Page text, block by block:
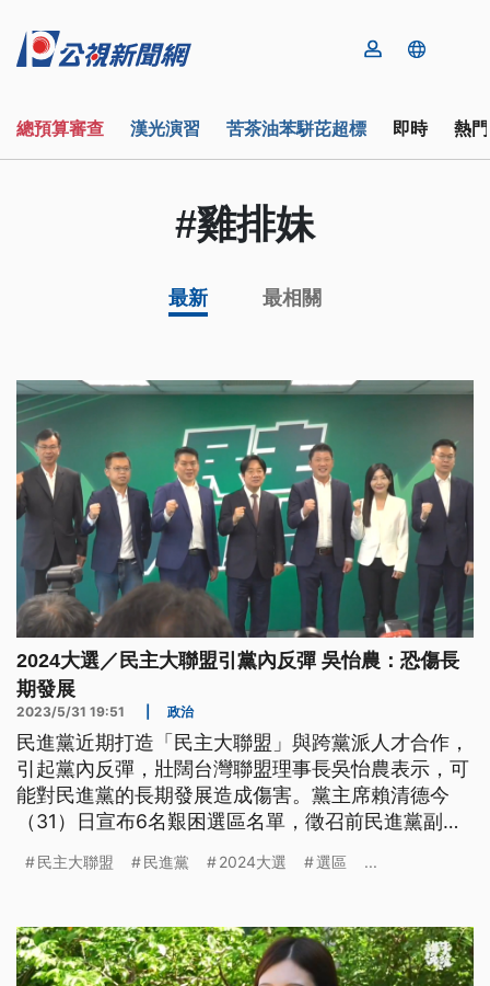
總預算審查 漢光演習 苦茶油苯駢芘超標 即時 熱
#雞排妹
最新 最相關
2024大選／民主大聯盟引黨內反彈 吳怡農：恐傷長
期發展
2023/5/31 19:51 政治
民進黨近期打造「民主大聯盟」與跨黨派人才合作，
引起黨內反彈，壯闊台灣聯盟理事長吳怡農表示，可
能對民進黨的長期發展造成傷害。黨主席賴清德今
（31）日宣布6名艱困選區名單，徵召前民進黨副秘
前徵詢的網紅雞排妹，賴清德強調非常珍惜年輕的世
民主大聯盟 民進黨 2024大選 選區 ...